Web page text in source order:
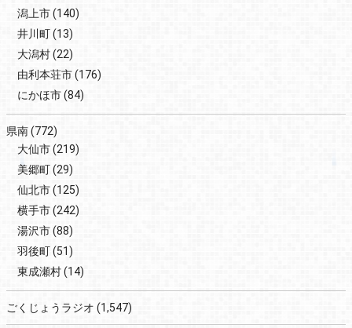
潟上市(140)
井川町(13)
大潟村(22)
由利本荘市(176)
にかほ市(84)
県南(772)
大仙市(219)
美郷町(29)
仙北市(125)
横手市(242)
湯沢市(88)
羽後町(51)
東成瀬村(14)
ごくじょうラジオ (1,547)